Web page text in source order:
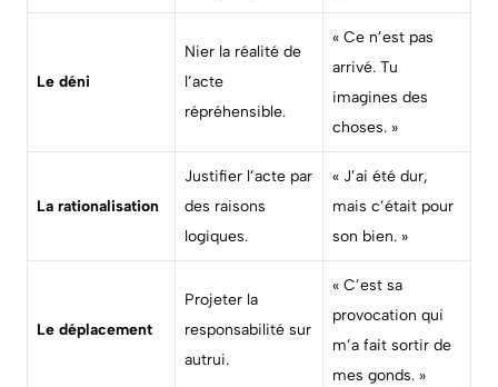
Le déni
Nier la réalité de
l’acte
répréhensible.
« Ce n’est pas
arrivé. Tu
imagines des
choses. »
La rationalisation
Justifier l’acte par
des raisons
logiques.
« J’ai été dur,
mais c’était pour
son bien. »
Le déplacement
Projeter la
responsabilité sur
autrui.
« C’est sa
provocation qui
m’a fait sortir de
mes gonds. »